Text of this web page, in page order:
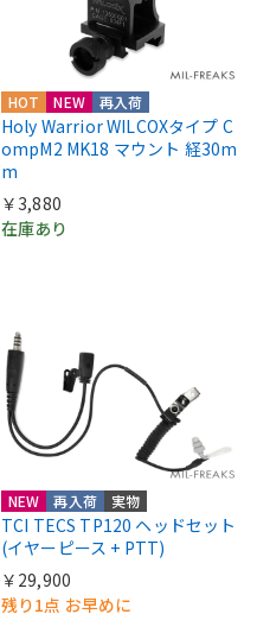
HOT NEW 再入荷
Holy Warrior WILCOXタイプ C
ompM2 MK18 マウント 経30m
m
￥3,880
在庫あり
NEW 再入荷 実物
TCI TECS TP120 ヘッドセット
(イヤーピース + PTT)
￥29,900
残り1点 お早めに